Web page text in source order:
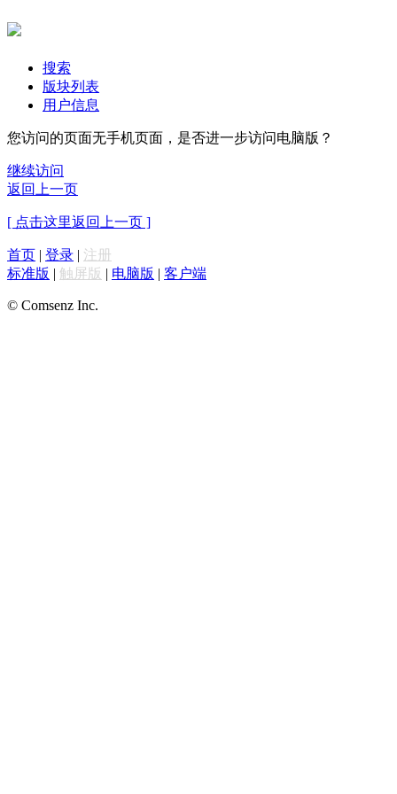
搜索
版块列表
用户信息
您访问的页面无手机页面，是否进一步访问电脑版？
继续访问
返回上一页
[ 点击这里返回上一页 ]
首页 | 登录 | 注册
标准版 | 触屏版 | 电脑版 | 客户端
© Comsenz Inc.